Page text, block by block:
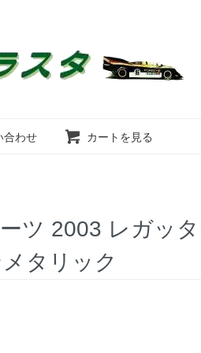
合わせ カートを見る
ツ 2003 レガッ
タリック